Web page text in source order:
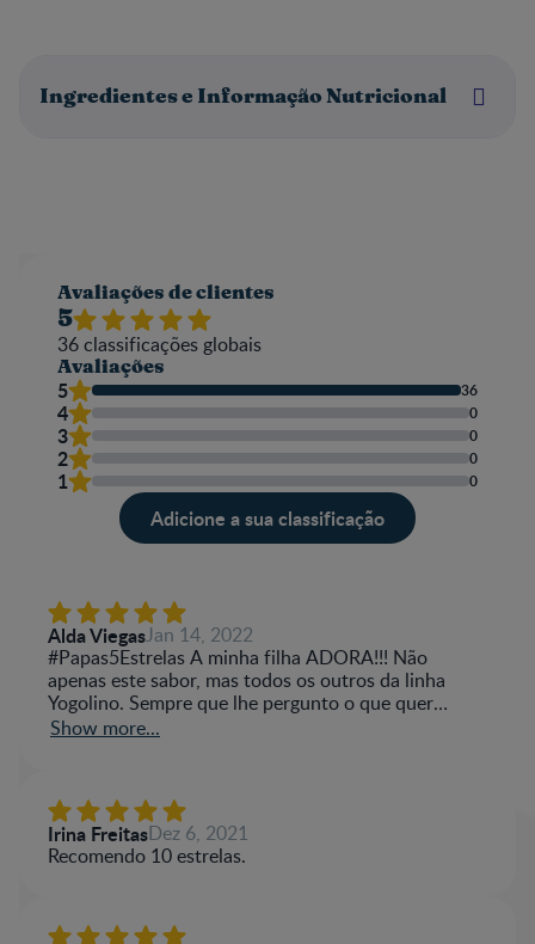
Ingredientes e Informação Nutricional
Avaliações de clientes
5
36classificações globais
Avaliações
5 36
4 0
3 0
2 0
1 0
Adicione a sua classificação
Alda ViegasJan 14, 2022
#Papas5Estrelas A minha filha ADORA!!! Não
apenas este sabor, mas todos os outros da linha
Yogolino. Sempre que lhe pergunto o que quer
comer, ela abre o maior sorriso e diz super eufórica
normalmente come sempre dois!
Não fico surpreendida porque a mamã também
gosta.
Show more...
Irina FreitasDez 6, 2021
Recomendo 10 estrelas.